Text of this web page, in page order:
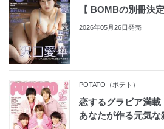
【 BOMBの別冊決定
2026年05月26日発売
POTATO（ポテト）
恋するグラビア満載
あなたが作る元気な